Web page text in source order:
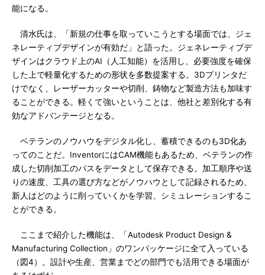
能になる。
清水氏は、「新規の仕事を取っていこうとする場面では、ジェ
ネレーティブデザインが有効だ」と語った。ジェネレーティブデ
ザインはクラウド上のAI（人工知能）を活用し、必要強度を確保
した上で軽量化するための形状を多数提案する。3Dプリンタだ
けでなく、レーザーカッターや切削、鋳物など製造方法も加味す
ることができる。軽くて強いということは、他社と差別化する有
効なアドバンテージとなる。
ベテランのノウハウをデジタル化し、蓄積できるのも3D化あ
ってのことだ。InventorにはCAM機能もあるため、ベテランの作
成した切削加工のパスをデータとして保存できる。加工順序や送
りの速度、工具の選び方などがノウハウとして記録されるため、
新人はどのように削っていくかを学習、シミュレーションするこ
とができる。
ここまで紹介した機能は、「Autodesk Product Design &
Manufacturing Collection」のワンパッケージに全て入っている
（図4）。設計や生産、営業までどの部門でも活用できる場面が